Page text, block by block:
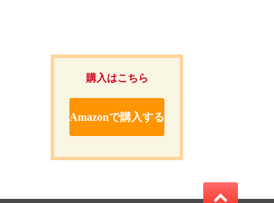
購入はこちら
Amazonで購入する